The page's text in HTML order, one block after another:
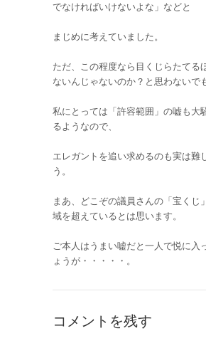
でなければいけないよな」などと
まじめに考えていました。
ただ、この程度なら目くじらたてる
ないんじゃないのか？と思わないで
私にとっては「許容範囲」の嘘も大
るようなので、
エレガントを追い求めるのも実は難
う。
まあ、どこぞの議員さんの「宝くじ
域を超えているとは思います。
ご本人はうまい嘘だと一人で悦に入
ょうが・・・・・。
コメントを残す